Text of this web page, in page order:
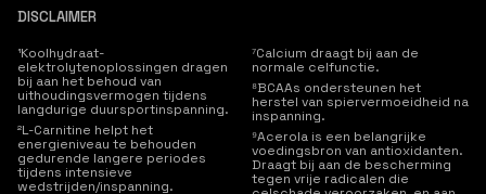
DISCLAIMER
¹Koolhydraat-
elektrolytenoplossingen dragen
bij aan het behoud van
uithoudingsvermogen tijdens
langdurige duursportinspanning.
²L-Carnitine helpt het
energieniveau te behouden
gedurende langere periodes
tijdens intensieve
wedstrijden/inspanning.
⁷Calcium draagt bij aan de
normale celfunctie.
⁸BCAAs ondersteunen het
herstel van spiervermoeidheid na
inspanning.
⁹Acerola is een belangrijke
voedingsbron van antioxidanten.
Draagt bij aan de bescherming
tegen vrije radicalen die